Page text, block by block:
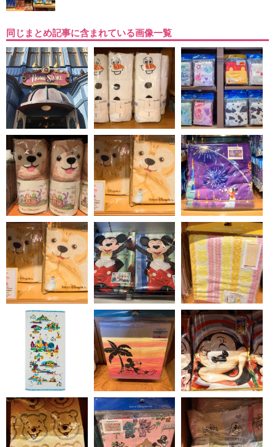
同じまとめ記事に含まれている画像一覧